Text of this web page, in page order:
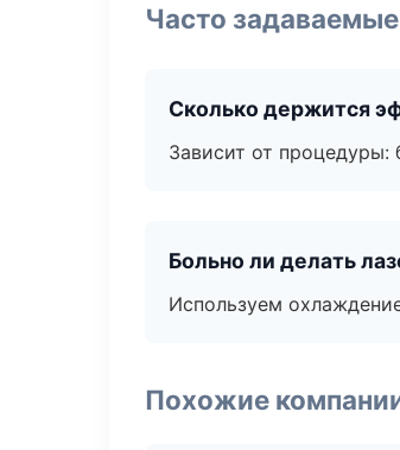
Часто
Сколько держится
Зависит от
Больно ли делать
Используем
Похожие